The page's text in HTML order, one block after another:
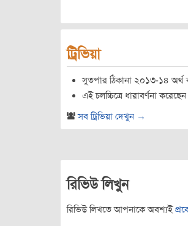
ট্রিভিয়া
সুতপার ঠিকানা ২০১৩-১৪ অর্থ
এই চলচ্চিত্রে ধারাবর্ণনা
সব ট্রিভিয়া দেখুন →
রিভিউ লিখুন
রিভিউ লিখতে আপনাকে অবশ্যই